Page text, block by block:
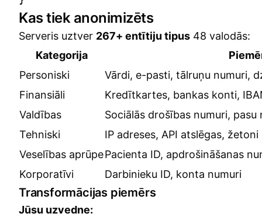
Kas tiek anonimizēts
Serveris uztver 267+ entītiju tipus 48 valodās:
Kategorija
Personiski
Vārdi, e-pasti, tālruņu numuri,
Finansiāli
Kredītkartes, bankas konti,
Valdības
Sociālās drošības numuri,
Tehniski
IP adreses, API atslēgas, žetoni
Veselības aprūpePacienta ID, apdrošināšanas
Korporatīvi
Darbinieku ID, konta numuri
Transformācijas piemērs
Jūsu uzvedne: